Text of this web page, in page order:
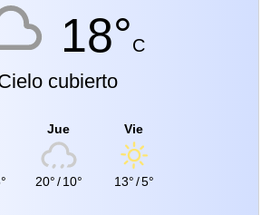
18°C
cubierto
Jue
20°/10°
Vie
13°/5°